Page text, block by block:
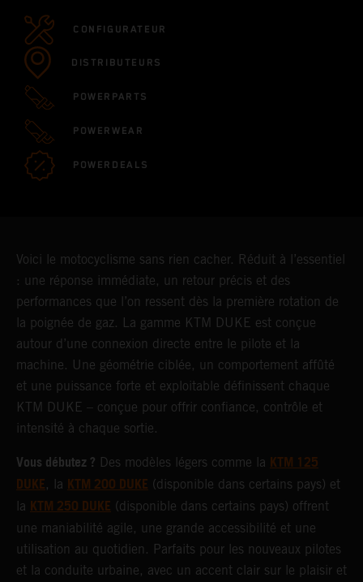
CONFIGURATEUR
DISTRIBUTEURS
POWERPARTS
POWERWEAR
POWERDEALS
Voici le motocyclisme sans rien cacher. Réduit à l’essentiel
: une réponse immédiate, un retour précis et des
performances que l’on ressent dès la première rotation de
la poignée de gaz. La gamme KTM DUKE est conçue
autour d’une connexion directe entre le pilote et la
machine. Une géométrie ciblée, un comportement affûté
et une puissance forte et exploitable définissent chaque
KTM DUKE – conçue pour offrir confiance, contrôle et
intensité à chaque sortie.
Vous débutez ? Des modèles légers comme la KTM 125
DUKE, la KTM 200 DUKE (disponible dans certains pays) et
la KTM 250 DUKE (disponible dans certains pays) offrent
une maniabilité agile, une grande accessibilité et une
utilisation au quotidien. Parfaits pour les nouveaux pilotes
et la conduite urbaine, avec un accent clair sur le plaisir et